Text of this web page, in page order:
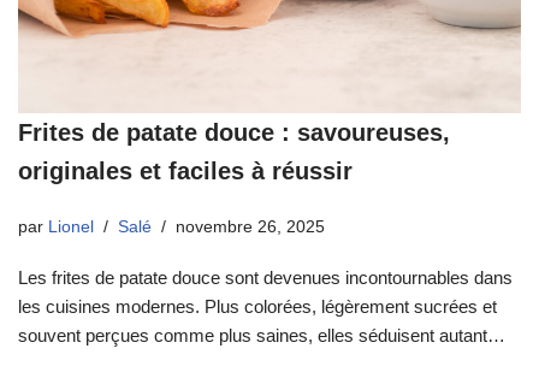
Frites de patate douce : savoureuses,
originales et faciles à réussir
par Lionel Salé novembre 26, 2025
Les frites de patate douce sont devenues incontournables dans
les cuisines modernes. Plus colorées, légèrement sucrées et
souvent perçues comme plus saines, elles séduisent autant…